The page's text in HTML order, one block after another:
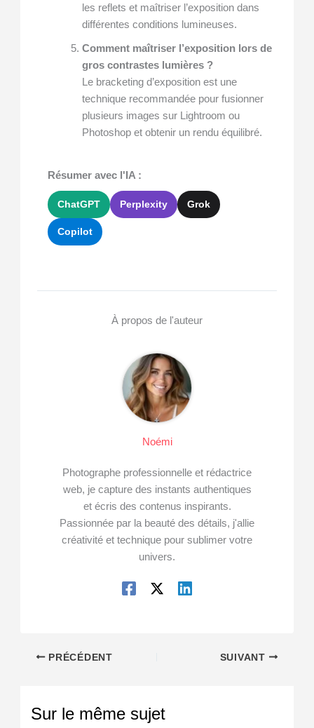
les reflets et maîtriser l’exposition dans
différentes conditions lumineuses.
Comment maîtriser l’exposition lors de
gros contrastes lumières ?
Le bracketing d’exposition est une
technique recommandée pour fusionner
plusieurs images sur Lightroom ou
Photoshop et obtenir un rendu équilibré.
Résumer avec l'IA :
ChatGPT Perplexity Grok
Copilot
À propos de l'auteur
Noémi
Photographe professionnelle et rédactrice
web, je capture des instants authentiques
et écris des contenus inspirants.
Passionnée par la beauté des détails, j'allie
créativité et technique pour sublimer votre
univers.
PRÉCÉDENT SUIVANT
Sur le même sujet